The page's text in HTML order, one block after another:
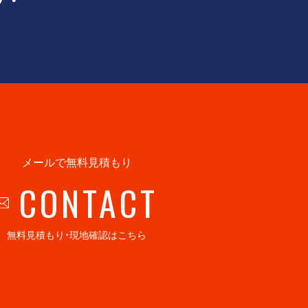
メールで無料見積もり
CONTACT
無料見積もり・現地確認はこちら